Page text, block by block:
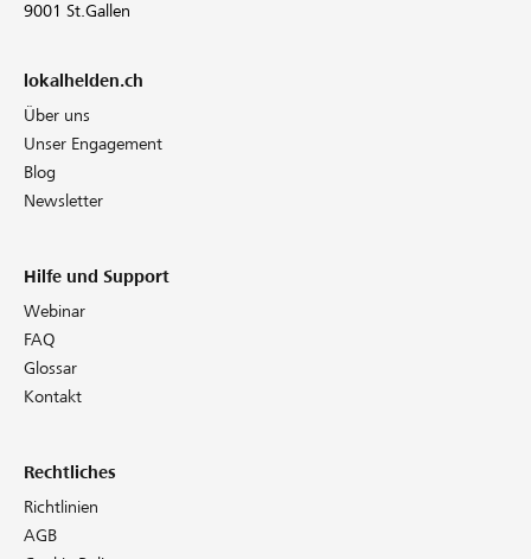
9001 St.Gallen
lokalhelden.ch
Über uns
Unser Engagement
Blog
Newsletter
Hilfe und Support
Webinar
FAQ
Glossar
Kontakt
Rechtliches
Richtlinien
AGB